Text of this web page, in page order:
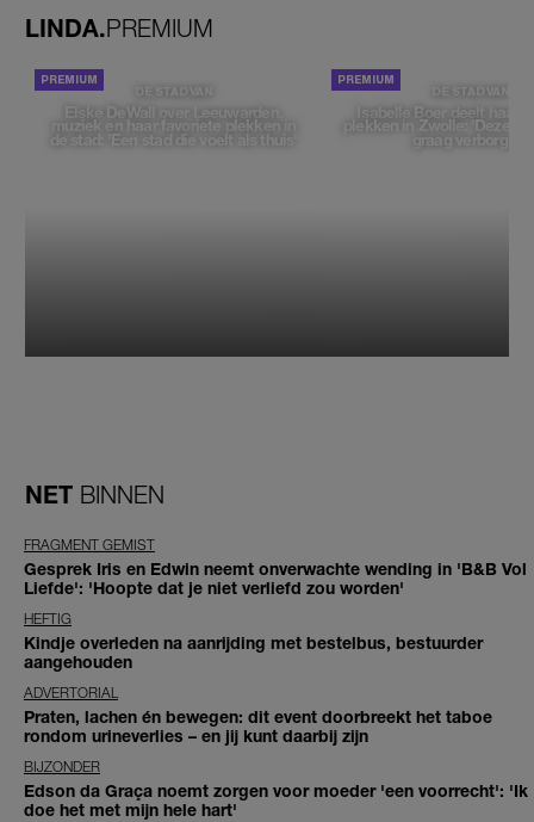
LINDA.PREMIUM
DE STAD VAN
Elske DeWall over Leeuwarden,
muziek en haar favoriete plekken in
de stad: 'Een stad die voelt als thuis'
DE STAD VAN
Isabelle Boer deelt haar
plekken in Zwolle: 'Deze
graag verborgen'
NET BINNEN
FRAGMENT GEMIST
Gesprek Iris en Edwin neemt onverwachte wending in 'B&B Vol
Liefde': 'Hoopte dat je niet verliefd zou worden'
HEFTIG
Kindje overleden na aanrijding met bestelbus, bestuurder
aangehouden
ADVERTORIAL
Praten, lachen én bewegen: dit event doorbreekt het taboe
rondom urineverlies – en jij kunt daarbij zijn
BIJZONDER
Edson da Graça noemt zorgen voor moeder 'een voorrecht': 'Ik
doe het met mijn hele hart'